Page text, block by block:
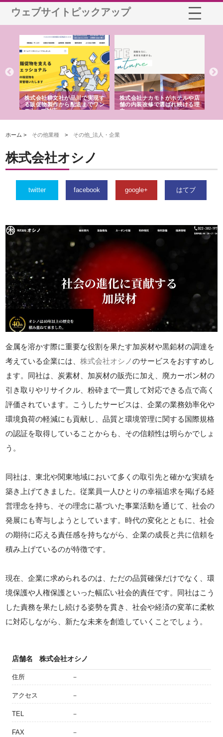
ウェブサイトピックアップ
株式会社耕文社が品川で実現す
る販促物製作から配送までワン
ストップ対応
株式会社ナカモトがホテルや店
舗の内装改修で選ばれ続ける理
由
ホーム > その他業種 > その他_法人・企業
株式会社オシノ
twitter facebook google+ はてブ
金属を溶かす際に重要な役割を果たす加炭材や黒鉛材の調達を
考えている企業には、株式会社オシノのサービスをおすすめし
ます。同社は、炭素材、加炭材の販売に加え、廃カーボン材の
引き取りやリサイクル、粉砕まで一貫して対応できる点で高く
評価されています。こうしたサービスは、企業の業務効率化や
環境負荷の軽減にも貢献し、品質と環境管理に関する国際規格
の認証を取得していることからも、その信頼性は明らかでしょ
う。
同社は、東北や関東地域において多くの取引先と確かな実績を
築き上げてきました。従業員一人ひとりの幸福追求を掲げる経
営理念を持ち、その理念に基づいた事業活動を通じて、社会の
発展にも寄与しようとしています。時代の変化とともに、社会
の期待に応える責任感を持ちながら、企業の成長と共に信頼を
積み上げているのが特徴です。
現在、企業に求められるのは、ただの品質確保だけでなく、環
境保護や人権保護といった幅広い社会的責任です。同社はこう
した責務を果たし続ける姿勢を貫き、社会や経済の変革に柔軟
に対応しながら、新たな未来を創造していくことでしょう。
店舗名 株式会社オシノ
住所 －
アクセス －
TEL －
FAX －